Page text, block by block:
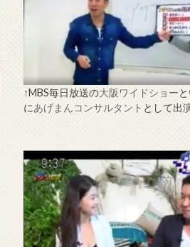
↑MBS毎日放送の大阪ワイドショー
にあげまんコンサルタント として出